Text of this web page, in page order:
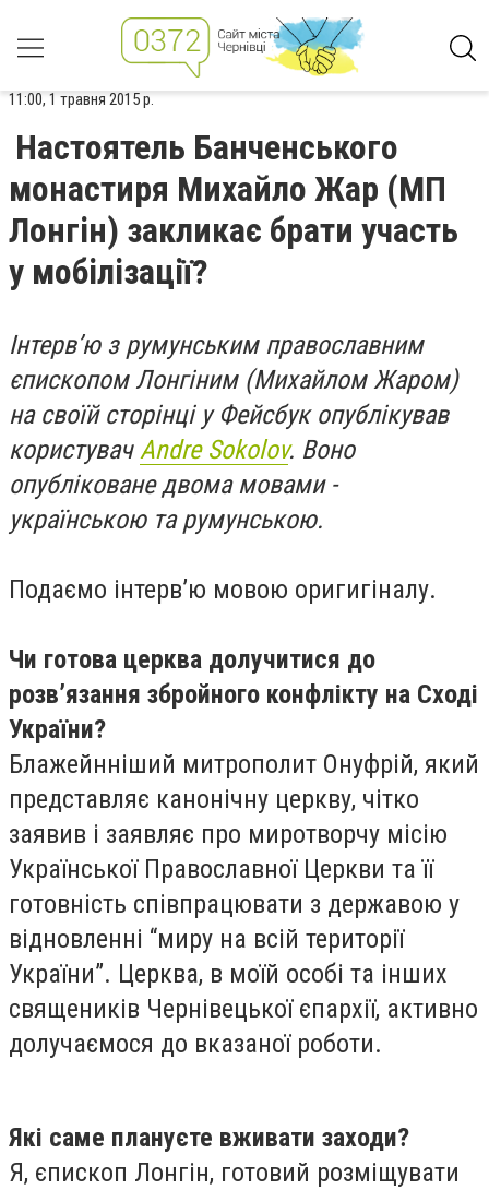
11:00, 1 травня 2015 р.
Настоятель Банченського
монастиря Михайло Жар (МП
Лонгін) закликає брати участь
у мобілізації?
Інтерв’ю з румунським православним
єпископом Лонгіним (Михайлом Жаром)
на своїй сторінці у Фейсбук опублікував
користувачAndre Sokolov. Воно
опубліковане двома мовами -
українською та румунською.
Подаємо інтерв’ю мовою оригигіналу.
Чи готова церква долучитися до
розв’язання збройного конфлікту на Сході
України?
Блажейнніший митрополит Онуфрій, який
представляє канонічну церкву, чітко
заявив і заявляє про миротворчу місію
Української Православної Церкви та її
готовність співпрацювати з державою у
відновленні “миру на всій території
України”. Церква, в моїй особі та інших
священиків Чернівецької єпархії, активно
долучаємося до вказаної роботи.
Які саме плануєте вживати заходи?
Я, єпископ Лонгін, готовий розміщувати